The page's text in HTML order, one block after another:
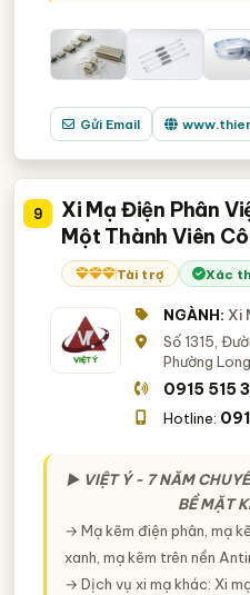
Gửi Email
9
Xi Mạ Điện Phân
Một Thành Viên
Tài trợ Xác
NGÀNH: Xi
Số 1315,
Phường
0915 515
Hotline:
► VIỆT Ý - 7 NĂM
BỀ MẶT
→ Mạ kẽm điện phân, mạ
xanh, mạ kẽm trên nền
→ Dịch vụ xi mạ khác: Xi